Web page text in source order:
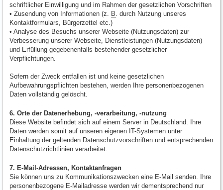
schriftlicher Einwilligung und im Rahmen der gesetzlichen Vorschriften
• Zusendung von Informationen (z. B . durch Nutzung unseres
Kontaktformulars, Bürgerzettel etc.)
• Analyse des Besuchs unserer Webseite (Nutzungsdaten) zur
Verbesserung unserer Webseite, Dienstleistungen (Nutzungsdaten)
und Erfüllung gegebenenfalls bestehender gesetzlicher
Verpflichtungen.
Sofern der Zweck entfallen ist und keine gesetzlichen
Aufbewahrungspflichten bestehen, werden Ihre personenbezogenen
Daten vollständig gelöscht.
6. Orte der Datenerhebung, -verarbeitung, -nutzung
Diese Website befindet sich auf einem Server in Deutschland. Ihre
Daten werden somit auf unseren eigenen IT-Systemen unter
Einhaltung der geltenden Datenschutzvorschriften und entsprechenden
Datenschutzrichtlinien verarbeitet.
7. E-Mail-Adressen, Kontaktanfragen
Sie können uns zu Kommunikationszwecken eine E-Mail senden. Ihre
personenbezogene E-Mailadresse werden wir dementsprechend nur